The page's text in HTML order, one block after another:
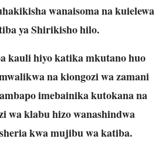
wanaisoma na kuielewa
ya Shirikisho hilo.
kauli hiyo katika mkutano huo
na kiongozi wa zamani
imebainika kutokana na
wa klabu hizo wanashindwa
kwa mujibu wa katiba.